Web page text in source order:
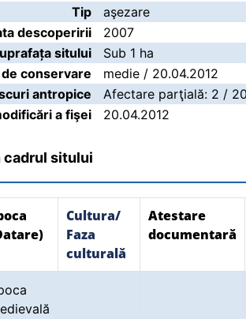
Tip
aşezare
descoperirii
2007
sitului
Sub 1 ha
conservare
medie / 20.04.2012
antropice
Afectare parţială: 2 /
a fişei
20.04.2012
cadrul sitului
Cultura/
Faza
culturală
Atestare
documentară